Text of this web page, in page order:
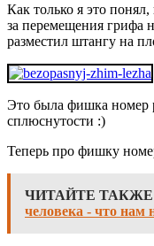
Как только я это
за перемещения грифа
разместил штангу на
Это была фишка номер
сплюснутости :)
Теперь про фишку
ЧИТАЙТЕ
человека - что нам